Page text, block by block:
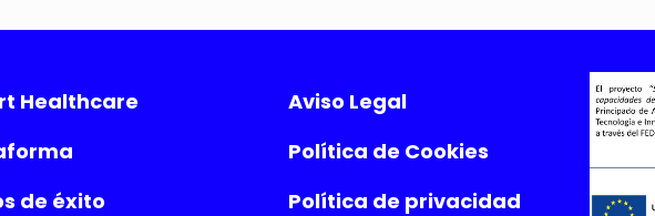
Healthcare
de éxito
Aviso Legal
Política de Cookies
Política de privacidad